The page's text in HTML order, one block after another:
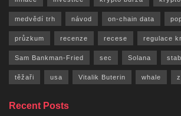
medvědí trh návod on-chain data
průzkum recenze recese regulace
Sam Bankman-Fried sec Solana
těžaři usa Vitalik Buterin whale
Recent Posts